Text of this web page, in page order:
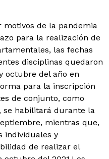
motivos de la pandemia
para la realización de
las fechas
disciplinas quedaron
octubre del año en
para la inscripción
de conjunto, como
se habilitará durante la
mientras que,
individuales y
de realizar el